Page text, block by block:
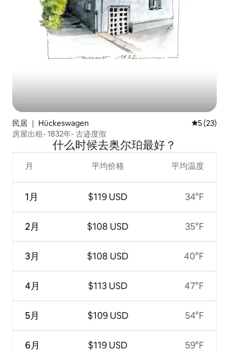
民居 ｜ Hückeswagen 平均评分
5 (23)
房屋出租- 1832年- 古迹度假
什么时候去奥尔珀最好？
月
1月
2月
3月
4月
5月
6月
平均价格
$119 USD
$108 USD
$108 USD
$113 USD
$109 USD
$119 USD
平均温度
34°F
35°F
40°F
47°F
54°F
59°F